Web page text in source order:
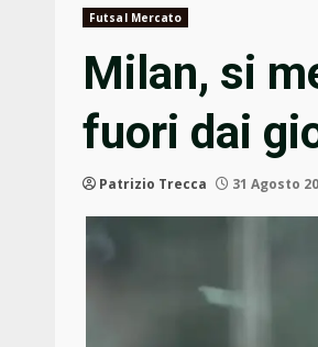
Futsal Mercato
Milan, si
fuori dai
Patrizio Trecca 31 Agosto